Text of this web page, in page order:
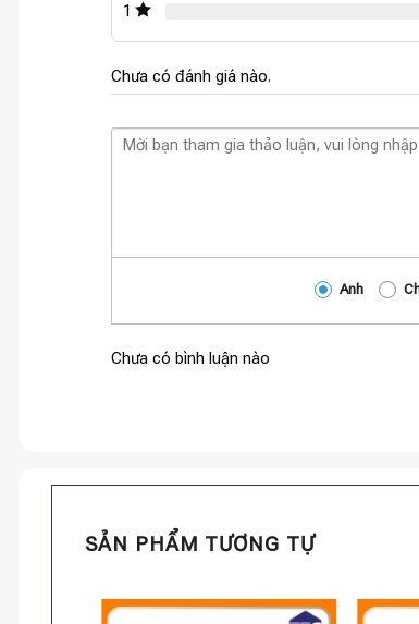
1
Chưa có đánh giá nào.
Anh
Chưa có bình luận nào
SẢN PHẨM TƯƠNG TỰ